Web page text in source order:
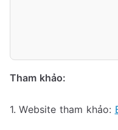
Tham khảo:
1. Website tham khảo: